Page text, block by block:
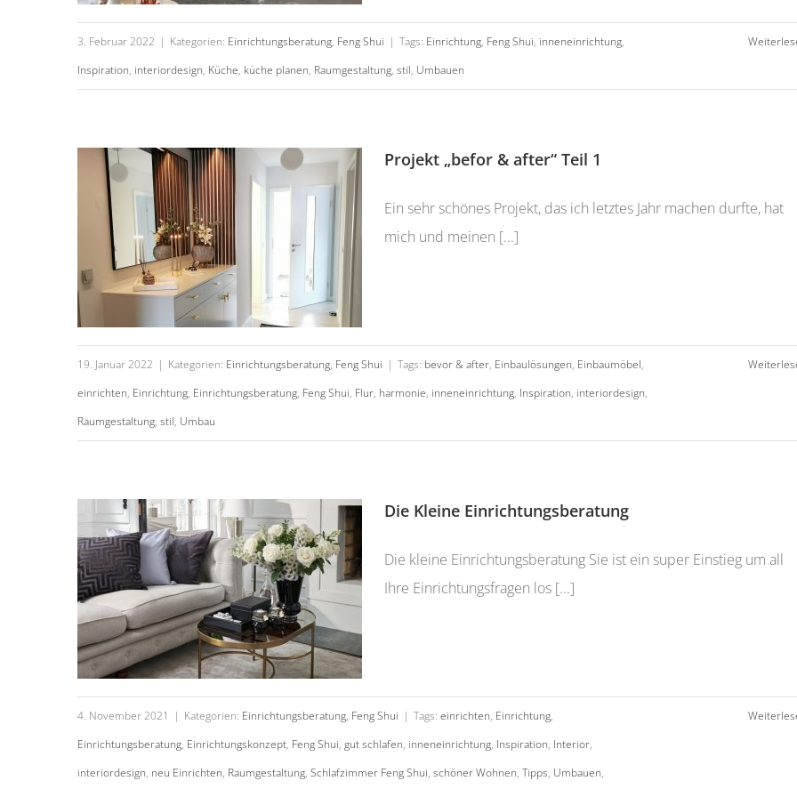
3. Februar 2022 | Kategorien: Einrichtungsberatung, Feng Shui | Tags: Einrichtung, Feng Shui, inneneinrichtung,
Inspiration, interiordesign, Küche, küche planen, Raumgestaltung, stil, Umbauen
Projekt „befor & after“ Teil 1
Projekt „befor & after“ Teil 1
Ein sehr schönes Projekt, das ich letztes Jahr machen durfte, hat
mich und meinen [...]
19. Januar 2022 | Kategorien: Einrichtungsberatung, Feng Shui | Tags: bevor & after, Einbaulösungen, Einbaumöbel,
einrichten, Einrichtung, Einrichtungsberatung, Feng Shui, Flur, harmonie, inneneinrichtung, Inspiration, interiordesign,
Raumgestaltung, stil, Umbau
Die Kleine Einrichtungsberatung
Die Kleine Einrichtungsberatung
Die kleine Einrichtungsberatung Sie ist ein super Einstieg um all
Ihre Einrichtungsfragen los [...]
4. November 2021 | Kategorien: Einrichtungsberatung, Feng Shui | Tags: einrichten, Einrichtung,
Einrichtungsberatung, Einrichtungskonzept, Feng Shui, gut schlafen, inneneinrichtung, Inspiration, Interior,
interiordesign, neu Einrichten, Raumgestaltung, Schlafzimmer Feng Shui, schöner Wohnen, Tipps, Umbauen,